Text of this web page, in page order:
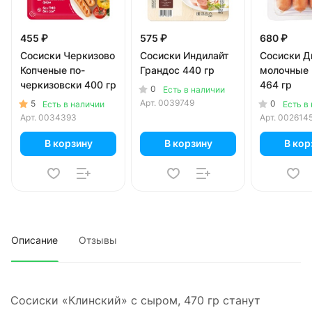
455 ₽
Сосиски Черкизово
Копченые по-
черкизовски 400 гр
5
Есть в наличии
Арт. 0034393
В корзину
575 ₽
Сосиски Индилайт
Грандос 440 гр
0
Есть в наличии
Арт. 0039749
В корзину
680 ₽
Сосиски
464 гр
0
Есть в
Арт.
В
Описание Отзывы
Сосиски «Клинский» с сыром, 470 гр станут